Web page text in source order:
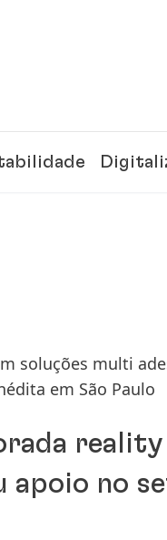
soluções multi
em São Paulo
reality
apoio no